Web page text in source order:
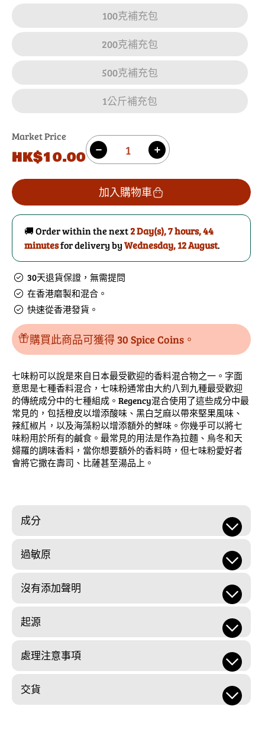
100克補充包
200克補充包
500克補充包
1公斤補充包
Market Price
原
價
HK$10.00
數
量 減
七
味
唐
辛
子
的
數
量
增
七
味
唐
辛
子
數
加入購物車
🚚 Order within the next2 Day(s),7 hours, 44
minutesfor delivery byWednesday, 12 August.
30天退貨保證，無需提問
在香港磨製和混合。
快速從香港發貨。
購買此商品可獲得 30 Spice Coins。
七味粉可以說是來自日本最受歡迎的香料混合物之一。字面
意思是七種香料混合，七味粉通常由大約八到九種最受歡迎
的傳統成分中的七種組成。Regency混合使用了這些成分中最
常見的，包括橙皮以增添酸味、黑白芝麻以帶來堅果風味、
辣紅椒片，以及海藻粉以增添額外的鮮味。你幾乎可以將七
味粉用於所有的鹹食。最常見的用法是作為拉麵、烏冬和天
婦羅的調味香料，當你想要額外的香料時，但七味粉愛好者
會將它撒在壽司、比薩甚至湯品上。
成分
過敏原
沒有添加聲明
起源
處理注意事項
交貨